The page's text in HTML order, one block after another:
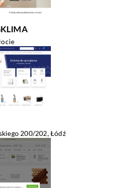
200/202, Łódź